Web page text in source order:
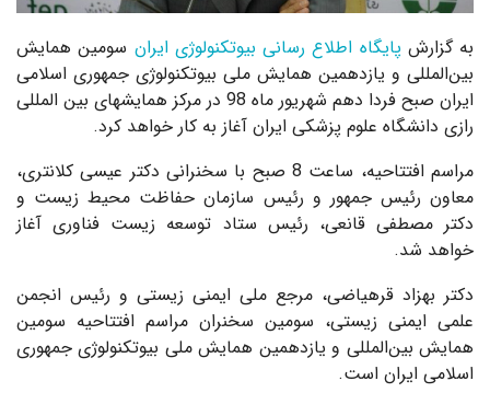
به گزارش پایگاه اطلاع رسانی بیوتکنولوژی ایران سومین همایش
بین‌المللی و یازدهمین همایش ملی بیوتکنولوژی جمهوری اسلامی
ایران صبح فردا دهم شهریور ماه 98 در مرکز همایش‎های بین المللی
رازی دانشگاه علوم پزشکی ایران آغاز به کار خواهد کرد.
مراسم افتتاحیه، ساعت 8 صبح با سخنرانی دکتر عیسی کلانتری،
معاون رئیس جمهور و رئیس سازمان حفاظت محیط زیست و
دکتر مصطفی قانعی، رئیس ستاد توسعه زیست فناوری آغاز
خواهد شد.
دکتر بهزاد قره‎یاضی، مرجع ملی ایمنی زیستی و رئیس انجمن
علمی ایمنی زیستی، سومین سخنران مراسم افتتاحیه سومین
همایش بین‌المللی و یازدهمین همایش ملی بیوتکنولوژی جمهوری
اسلامی ایران است.